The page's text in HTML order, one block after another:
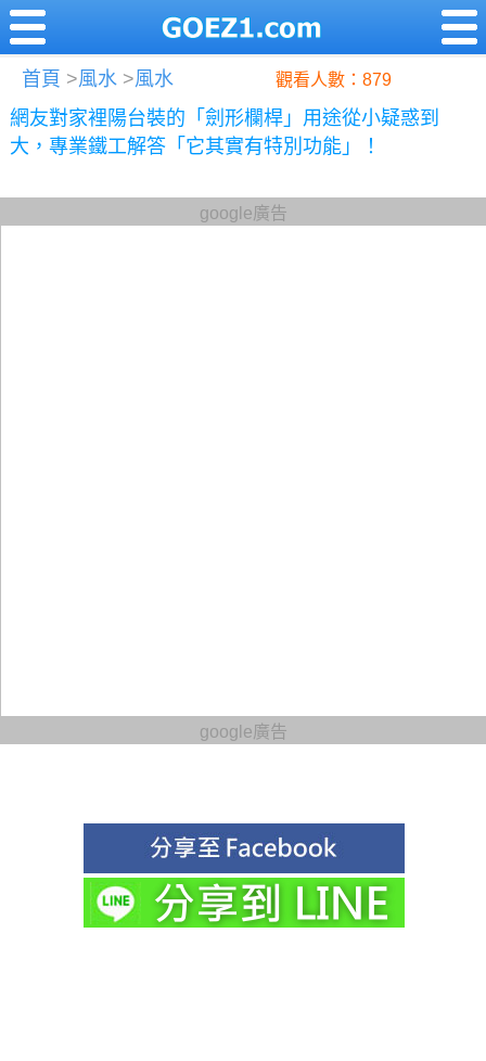
首頁 >風水 >風水 觀看人數：879
網友對家裡陽台裝的「劍形欄桿」用途從小疑惑到
大，專業鐵工解答「它其實有特別功能」！
google廣告
google廣告